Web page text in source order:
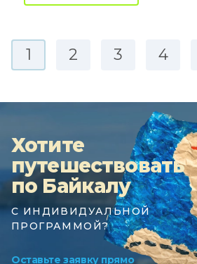
1 2 3 4
Хотите
путешествовать
по Байкалу
С ИНДИВИДУАЛЬНОЙ
ПРОГРАММОЙ?
Оставьте заявку прямо